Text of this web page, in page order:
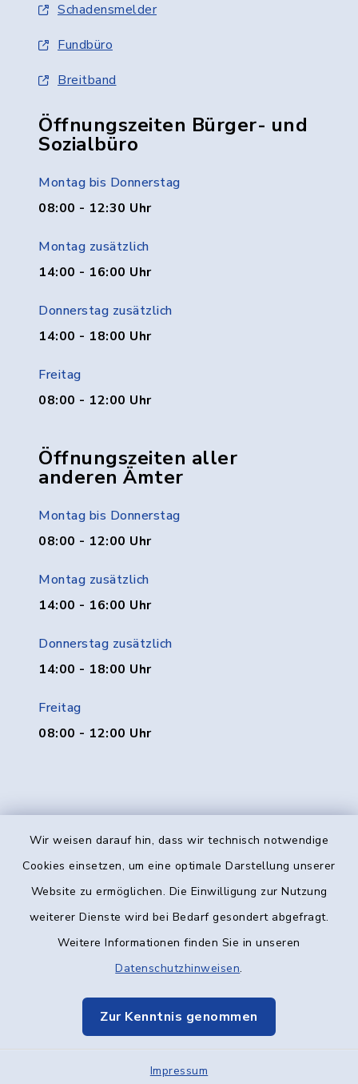
Wir weisen darauf hin, dass wir technisch notwendige
Cookies einsetzen, um eine optimale Darstellung unserer
Website zu ermöglichen. Die Einwilligung zur Nutzung
weiterer Dienste wird bei Bedarf gesondert abgefragt.
Weitere Informationen finden Sie in unseren
Datenschutzhinweisen.
Zur Kenntnis genommen
Impressum
Schadensmelder
Fundbüro
Breitband
Öffnungszeiten Bürger- und
Sozialbüro
Montag bis Donnerstag
08:00 - 12:30 Uhr
Montag zusätzlich
14:00 - 16:00 Uhr
Donnerstag zusätzlich
14:00 - 18:00 Uhr
Freitag
08:00 - 12:00 Uhr
Öffnungszeiten aller
anderen Ämter
Montag bis Donnerstag
08:00 - 12:00 Uhr
Montag zusätzlich
14:00 - 16:00 Uhr
Donnerstag zusätzlich
14:00 - 18:00 Uhr
Freitag
08:00 - 12:00 Uhr
Kontakt
Datenschutz
Elektronische Kommunikation
Sitemap